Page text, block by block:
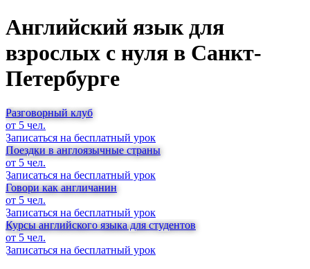
Английский язык для
взрослых с нуля в Санкт-
Петербурге
Разговорный клуб
от 5 чел.
Записаться на бесплатный урок
Поездки в англоязычные страны
от 5 чел.
Записаться на бесплатный урок
Говори как англичанин
от 5 чел.
Записаться на бесплатный урок
Курсы английского языка для студентов
от 5 чел.
Записаться на бесплатный урок